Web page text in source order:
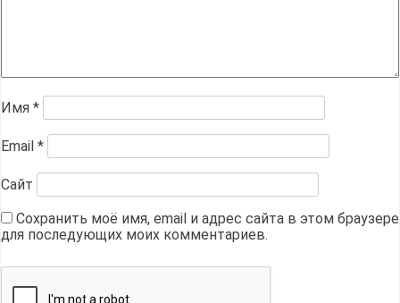
Имя *
Email *
Сайт
Сохранить моё имя, email и адрес сайта в этом браузере
для последующих моих комментариев.